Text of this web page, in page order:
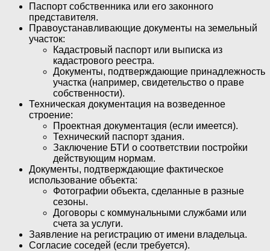
Паспорт собственника или его законного
представителя.
Правоустанавливающие документы на земельный
участок:
Кадастровый паспорт или выписка из
кадастрового реестра.
Документы, подтверждающие принадлежность
участка (например, свидетельство о праве
собственности).
Техническая документация на возведенное
строение:
Проектная документация (если имеется).
Технический паспорт здания.
Заключение БТИ о соответствии постройки
действующим нормам.
Документы, подтверждающие фактическое
использование объекта:
Фотографии объекта, сделанные в разные
сезоны.
Договоры с коммунальными службами или
счета за услуги.
Заявление на регистрацию от имени владельца.
Согласие соседей (если требуется).